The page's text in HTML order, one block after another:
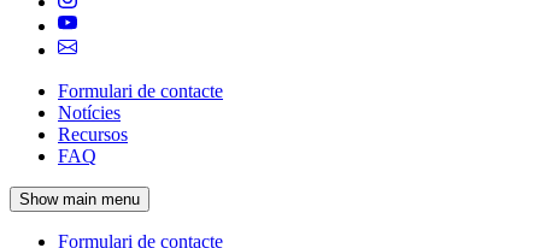
Navegació
principal
de
l'encapçalament
Formulari de contacte
Notícies
Recursos
FAQ
Show main menu
Formulari de contacte